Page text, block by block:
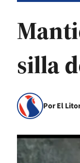
silla
Por El